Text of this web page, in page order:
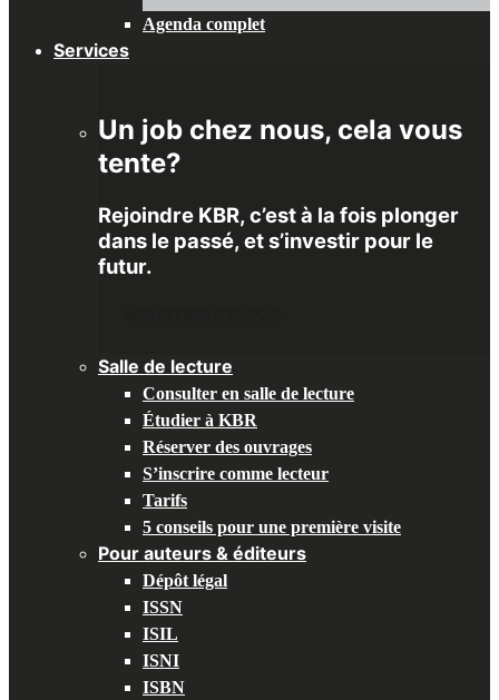
Agenda complet
Services
Un job chez nous, cela vous
tente?
Rejoindre KBR, c’est à la fois plonger
dans le passé, et s’investir pour le
futur.
Salle de lecture
Consulter en salle de lecture
Étudier à KBR
Réserver des ouvrages
S’inscrire comme lecteur
Tarifs
5 conseils pour une première visite
Pour auteurs & éditeurs
Dépôt légal
ISSN
ISIL
ISNI
ISBN